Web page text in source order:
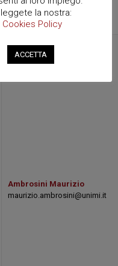
Ambrosini Maurizio
maurizio.ambrosini@unimi.it
la nostra:
Cookies Policy
ACCETTA